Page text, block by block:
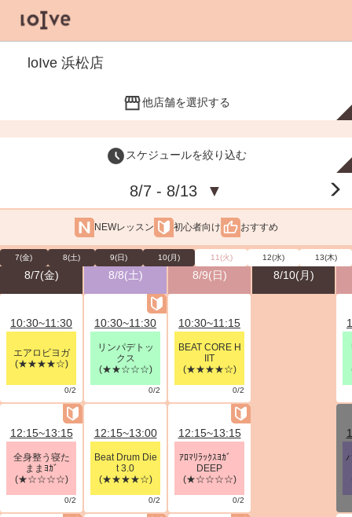
loIve 浜松店
他店舗を選択する
スケジュールを絞り込む
8/7 - 8/13 ▼
NEWレッスン 初心者向け おすすめ
7(金) 8(土) 9(日) 10(月) 11(火) 12(水) 13(木)
8/7(金) 8/8(土) 8/9(日) 8/10(月)
10:30~11:30
エアロビヨガ
(★★★★☆)
0/2
10:30~11:30
リンパデトッ
クス
(★★☆☆☆)
0/2
10:30~11:15
BEAT CORE H
IIT
(★★★★☆)
0/2
12:15~13:15
全身整う寝た
ままﾖｶﾞ
(★☆☆☆☆)
0/2
12:15~13:00
Beat Drum Die
t 3.0
(★★★★☆)
0/2
12:15~13:15
ｱﾛﾏﾘﾗｯｸｽﾖｶﾞ
DEEP
(★☆☆☆☆)
0/2